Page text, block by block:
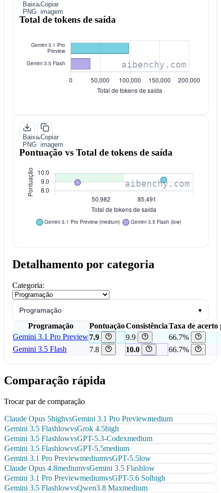
Baixar
PNG
Copiar
imagem
Total de tokens de saída
Baixar
PNG
Copiar
imagem
Pontuação vs Total de tokens de saída
Detalhamento por categoria
Categoria:
Programação ▾
Programação PontuaçãoConsistênciaTaxa de
Gemini 3.1 Pro Preview7.9 9.9
66.7%
Gemini 3.5 Flash
7.8 10.0 66.7%
Comparação rápida
Trocar par de comparação
Claude Opus 5highvsGemini 3.1 Pro Previewmedium
Gemini 3.5 FlashlowvsGrok 4.5high
Gemini 3.5 FlashlowvsGPT-5.3-Codexmedium
Gemini 3.5 FlashlowvsGPT-5.5medium
Gemini 3.1 Pro PreviewmediumvsGPT-5.5low
Claude Opus 4.8mediumvsGemini 3.5 Flashlow
Gemini 3.1 Pro PreviewmediumvsGPT-5.6 Solhigh
Gemini 3.5 FlashlowvsQwen3.8 Maxmedium